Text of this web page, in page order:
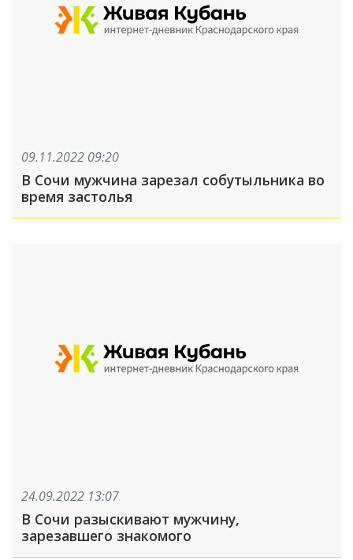
09.11.2022 09:20
В Сочи мужчина зарезал собутыльника во
время застолья
24.09.2022 13:07
В Сочи разыскивают мужчину,
зарезавшего знакомого